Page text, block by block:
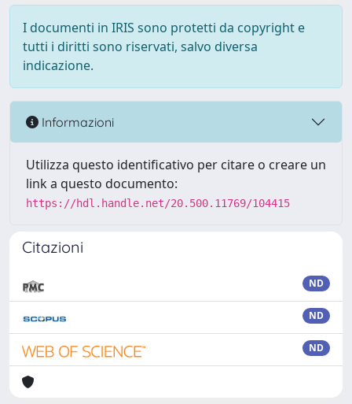
I documenti in IRIS sono protetti da copyright e
tutti i diritti sono riservati, salvo diversa
indicazione.
Informazioni
Utilizza questo identificativo per citare o creare un
link a questo documento:
https://hdl.handle.net/20.500.11769/104415
Citazioni
ND
ND
ND